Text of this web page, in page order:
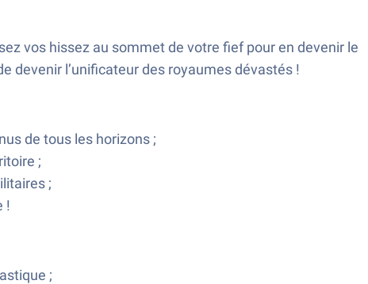
vos hissez au sommet de votre fief pour en devenir le
devenir l’unificateur des royaumes dévastés !
de tous les horizons ;
;
;
!
;